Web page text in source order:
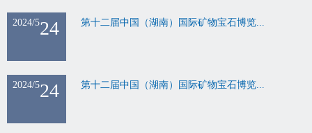
24
2024/5 第十二届中国（湖南）国际矿物宝石博览...
24
2024/5 第十二届中国（湖南）国际矿物宝石博览...